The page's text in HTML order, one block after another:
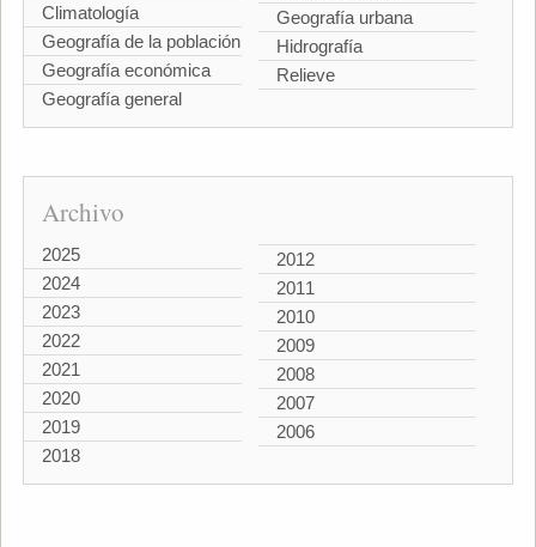
Climatología
Geografía de la población
Geografía económica
Geografía general
Geografía urbana
Hidrografía
Relieve
Archivo
2025
2024
2023
2022
2021
2020
2019
2018
2012
2011
2010
2009
2008
2007
2006